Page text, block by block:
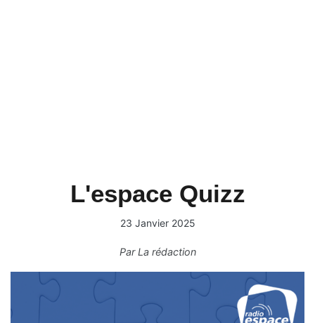
L'espace Quizz
23 Janvier 2025
ParLa rédaction